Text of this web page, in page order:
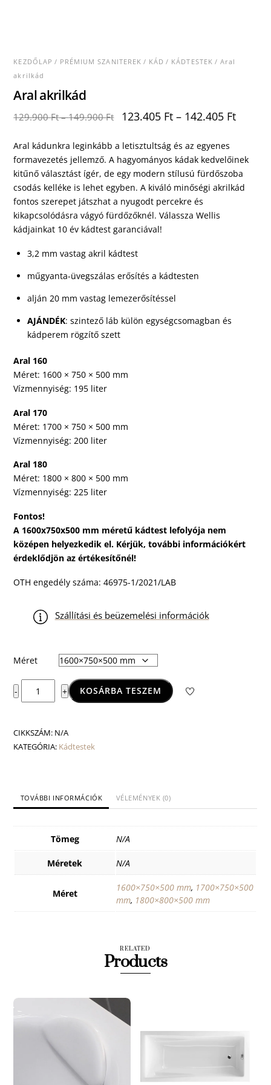
KEZDŐLAP / PRÉMIUM SZANITEREK / KÁD / KÁDTESTEK / Aral
akrilkád
Aral akrilkád
129.900Ft–149.900Ft 123.405 Ft– 142.405 Ft
Aral kádunkra leginkább a letisztultság és az egyenes
formavezetés jellemző. A hagyományos kádak kedvelőinek
kitűnő választást ígér, de egy modern stílusú fürdőszoba
csodás kelléke is lehet egyben. A kiváló minőségi akrilkád
fontos szerepet játszhat a nyugodt percekre és
kikapcsolódásra vágyó fürdőzőknél. Válassza Wellis
kádjainkat 10 év kádtest garanciával!
3,2 mm vastag akril kádtest
műgyanta-üvegszálas erősítés a kádtesten
alján 20 mm vastag lemezerősítéssel
AJÁNDÉK: szintező láb külön egységcsomagban és
kádperem rögzítő szett
Aral 160
Méret: 1600 × 750 × 500 mm
Vízmennyiség: 195 liter
Aral 170
Méret: 1700 × 750 × 500 mm
Vízmennyiség: 200 liter
Aral 180
Méret: 1800 × 800 × 500 mm
Vízmennyiség: 225 liter
Fontos!
A 1600x750x500 mm méretű kádtest lefolyója nem
középen helyezkedik el. Kérjük, további információkért
érdeklődjön az értékesítőnél!
OTH engedély száma: 46975-1/2021/LAB
Szállítási és beüzemelési információk
Méret
-
akrilkád
+ KOSÁRBA TESZEM
CIKKSZÁM: N/A
KATEGÓRIA: Kádtestek
TOVÁBBI INFORMÁCIÓK VÉLEMÉNYEK (0)
Tömeg N/A
Méretek N/A
Méret
1600×750×500 mm, 1700×750×500
mm, 1800×800×500 mm
RELATED
Products